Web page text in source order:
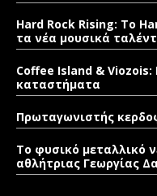
Hard Rock Rising: Το
τα νέα μουσικά
Coffee Island &
καταστήματα
Πρωταγωνιστής
Το φυσικό μεταλλικό
αθλήτριας Γεωργίας